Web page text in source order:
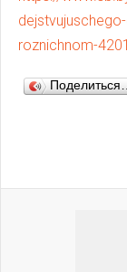
roznichnom-
Поделиться…